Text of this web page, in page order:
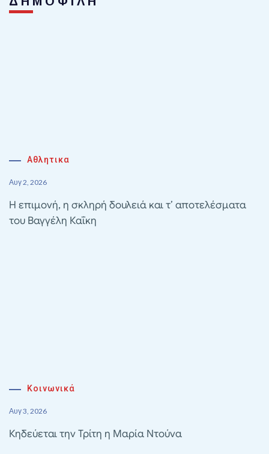
Αθλητικα
Αυγ 2, 2026
Η επιμονή, η σκληρή δουλειά και τ’ αποτελέσματα
του Βαγγέλη Καΐκη
Κοινωνικά
Αυγ 3, 2026
Κηδεύεται την Τρίτη η Μαρία Ντούνα